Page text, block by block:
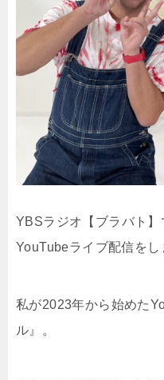
YBSラジオ【ブラバト】
YouTubeライブ配信をし
私が2023年から始めた
ル』。